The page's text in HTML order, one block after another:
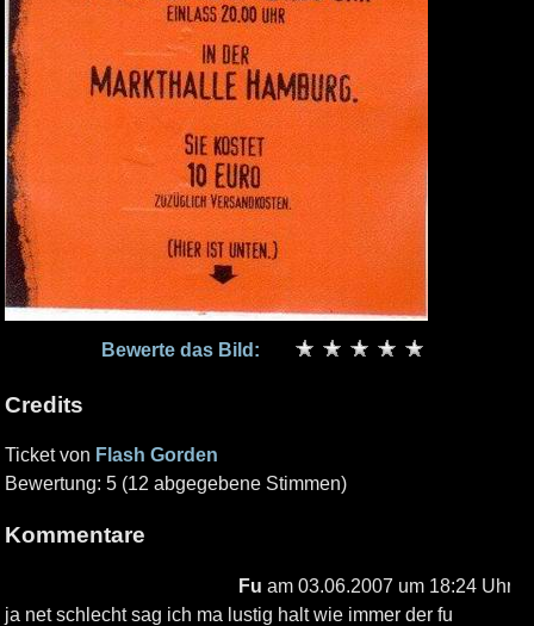
Bewerte das Bild:
Credits
Ticket von Flash Gorden
Bewertung: 5 (12 abgegebene Stimmen)
Kommentare
Fu am 03.06.2007 um 18:24 Uhr
ja net schlecht sag ich ma lustig halt wie immer der fu